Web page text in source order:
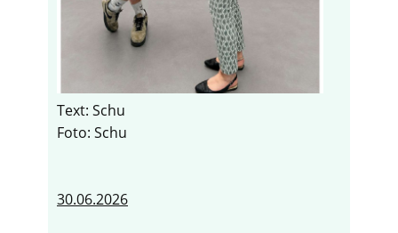
Text: Schu
Foto: Schu
30.06.2026